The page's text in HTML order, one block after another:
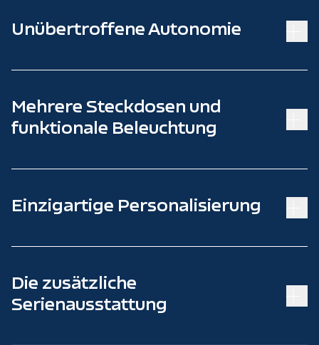
Unübertroffene Autonomie
Mehrere Steckdosen und
funktionale Beleuchtung
Einzigartige Personalisierung
Die zusätzliche
Serienausstattung